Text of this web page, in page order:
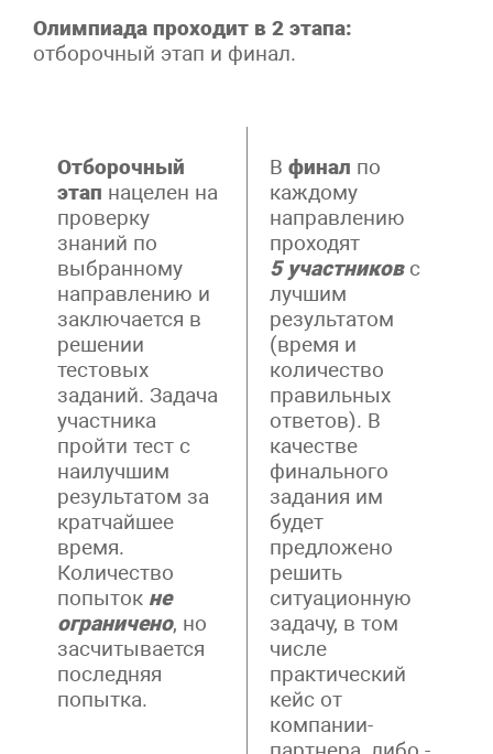
Олимпиада проходит в 2 этапа:
отборочный этап и финал.
Отборочный
этап нацелен на
проверку
знаний по
выбранному
направлению и
заключается в
решении
тестовых
заданий. Задача
участника
пройти тест с
наилучшим
результатом за
кратчайшее
время.
Количество
попыток не
ограничено, но
засчитывается
последняя
попытка.
В финал по
каждому
направлению
проходят
5 участниковс
лучшим
результатом
(время и
количество
правильных
ответов). В
качестве
финального
задания им
будет
предложено
решить
ситуационную
задачу, в том
числе
практический
кейс от
компании-